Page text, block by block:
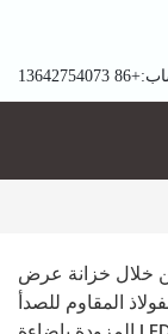
خلال خزانة عرض
المقاوم للصدأ